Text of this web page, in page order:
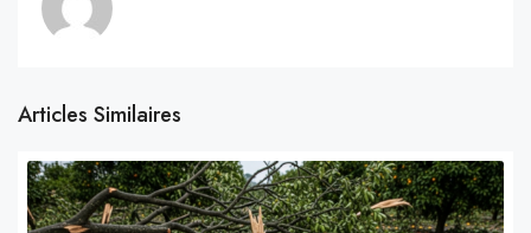
Articles Similaires